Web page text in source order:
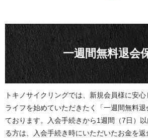
一週間無料退会
トキノサイクリングでは、新規会員様に安
ライフを始めていただきたく「一週間無料
ております。入会手続きから1週間（7日）
る方は、入会手続き時にいただいたお金を返